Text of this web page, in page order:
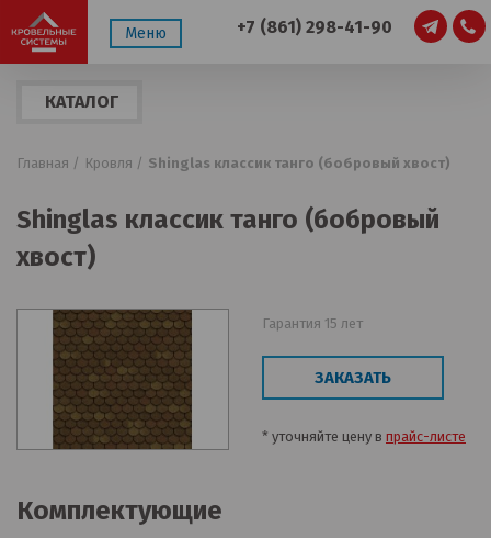
Меню +7 (861) 298-41-90
КАТАЛОГ
Главная / Кровля / Shinglas классик танго (бобровый хвост)
Shinglas классик танго (бобровый
хвост)
Гарантия 15 лет
ЗАКАЗАТЬ
* уточняйте цену в прайс-листе
Комплектующие